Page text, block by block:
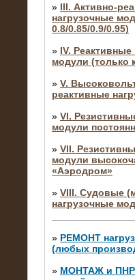
» III. Активно-
нагрузочные
0.8/0.85/0.9/0.95)
» IV. Реактивные
модули (только
» V.
реактивные
» VI.
модули
» VII.
модули
«Аэродром»
» VIII. Судовые
нагрузочные
» РЕМОНТ
(любых
» МОНТАЖ и ПНР